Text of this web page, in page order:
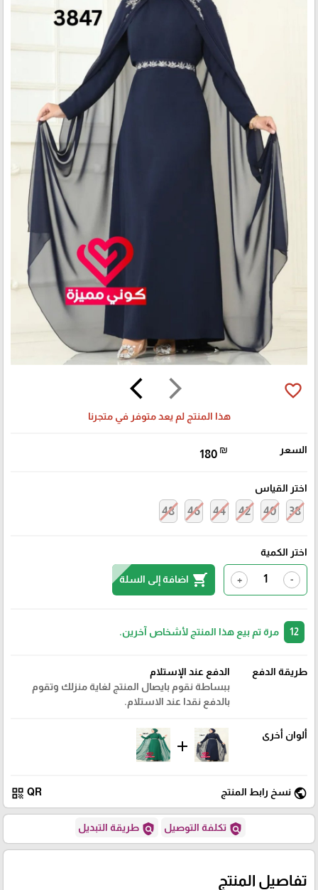
arrow_forward_ios
arrow_back_ios favorite_border
هذا المنتج لم يعد متوفر في متجرنا
السعر 180 ₪
اختر القياس
38
40
42
44
46
48
اختر الكمية
-
+
shopping_cart اضافة إلى السلة
مرة تم بيع هذا المنتج لأشخاص آخرين.
طريقة الدفع
الدفع عند الإستلام
ببساطة نقوم بايصال المنتج لغاية منزلك وتقوم
بالدفع نقدا عند الاستلام.
ألوان أخرى
add
public نسخ رابط المنتج QR
qr_code
policy تكلفة التوصيل policy طريقة التبديل
تفاصيل المنتج